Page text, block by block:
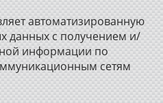
автоматизированную
данных с получением и/
информации по
сетям